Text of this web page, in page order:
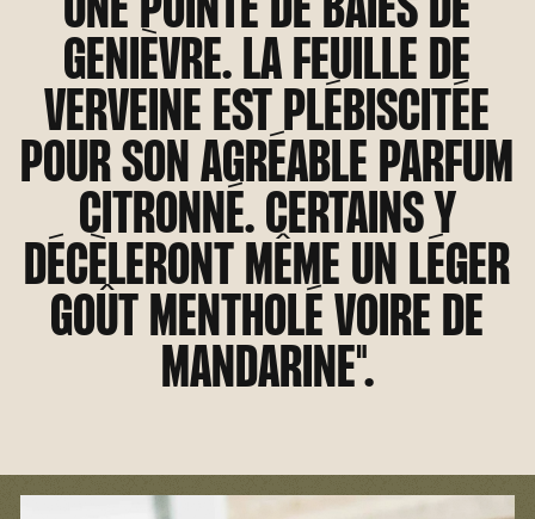
GENIÈVRE. LA FEUILLE DE
VERVEINE EST PLÉBISCITÉE
POUR SON AGRÉABLE PARFUM
CITRONNÉ. CERTAINS Y
DÉCÈLERONT MÊME UN LÉGER
GOÛT MENTHOLÉ VOIRE DE
MANDARINE".